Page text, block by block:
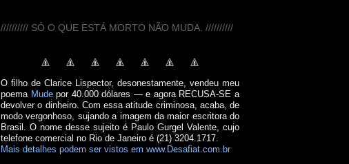
////////// SÓ O QUE ESTÁ MORTO NÃO MUDA. //////////
O filho de Clarice Lispector, desonestamente, vendeu meu
poema Mudepor 40.000 dólares — e agora RECUSA-SE a
devolver o dinheiro. Com essa atitude criminosa, acaba, de
modo vergonhoso, sujando a imagem da maior escritora do
Brasil. O nome desse sujeito é Paulo Gurgel Valente, cujo
telefone comercial no Rio de Janeiro é (21) 3204.1717.
Mais detalhes podem ser vistos em www.Desafiat.com.br